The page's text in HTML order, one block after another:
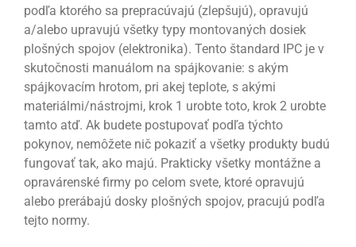
podľa ktorého sa prepracúvajú (zlepšujú), opravujú
a/alebo upravujú všetky typy montovaných dosiek
plošných spojov (elektronika). Tento štandard IPC je v
skutočnosti manuálom na spájkovanie: s akým
spájkovacím hrotom, pri akej teplote, s akými
materiálmi/nástrojmi, krok 1 urobte toto, krok 2 urobte
tamto atď. Ak budete postupovať podľa týchto
pokynov, nemôžete nič pokaziť a všetky produkty budú
fungovať tak, ako majú. Prakticky všetky montážne a
opravárenské firmy po celom svete, ktoré opravujú
alebo prerábajú dosky plošných spojov, pracujú podľa
tejto normy.